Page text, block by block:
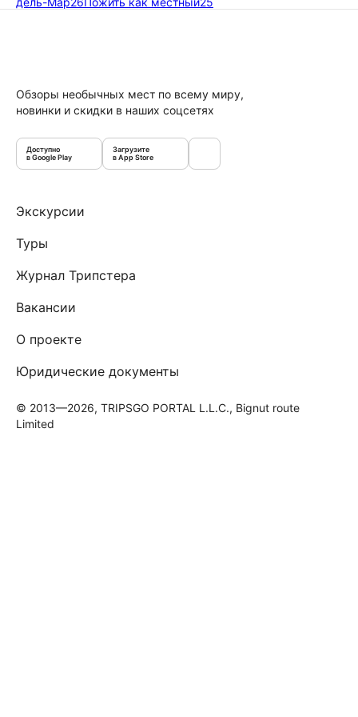
Обзоры необычных мест по всему миру,
новинки и скидки в наших соцсетях
Доступно
в Google Play
Загрузите
в App Store
Экскурсии
Туры
Журнал Трипстера
Вакансии
О проекте
Юридические документы
© 2013—2026, TRIPSGO PORTAL L.L.C., Bignut route
Limited